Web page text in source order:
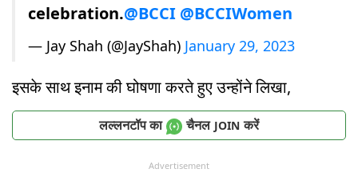
celebration.@BCCI @BCCIWomen
— Jay Shah (@JayShah) January 29, 2023
इसके साथ इनाम की घोषणा करते हुए उन्होंने लिखा,
लल्लनटॉप का चैनल JOIN करें
Advertisement